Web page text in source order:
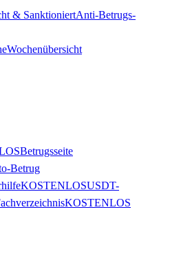
& SanktioniertAnti-Betrugs-
Wochenübersicht
Betrugsseite
Betrug
KOSTENLOSUSDT-
KOSTENLOS